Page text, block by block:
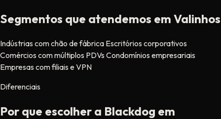
Segmentos que atendemos em Valinhos
Indústrias com chão de fábrica Escritórios corporativos
Comércios com múltiplos PDVs Condomínios empresariais
Empresas com filiais e VPN
Diferenciais
Por que escolher a Blackdog em